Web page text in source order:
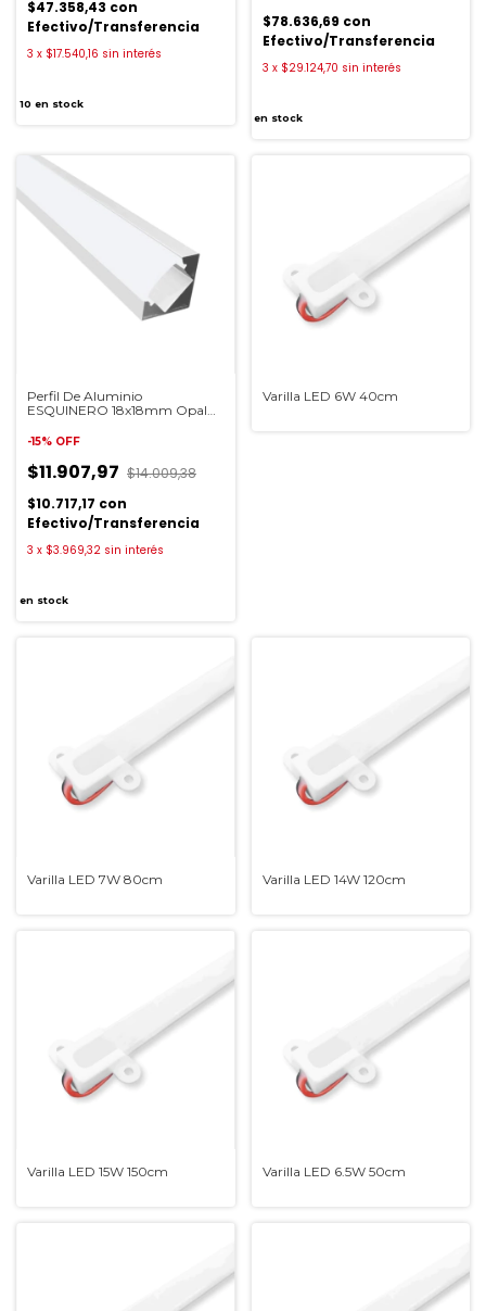
$47.358,43 con
Efectivo/Transferencia
3 x $17.540,16 sin interés
10 en stock
$78.636,69 con
Efectivo/Transferencia
3 x $29.124,70 sin interés
en stock
Perfil De Aluminio
ESQUINERO 18x18mm Opal
-15% OFF
$11.907,97 $14.009,38
$10.717,17 con
Efectivo/Transferencia
3 x $3.969,32 sin interés
en stock
Varilla LED 6W 40cm
Varilla LED 7W 80cm Varilla LED 14W 120cm
Varilla LED 15W 150cm Varilla LED 6.5W 50cm